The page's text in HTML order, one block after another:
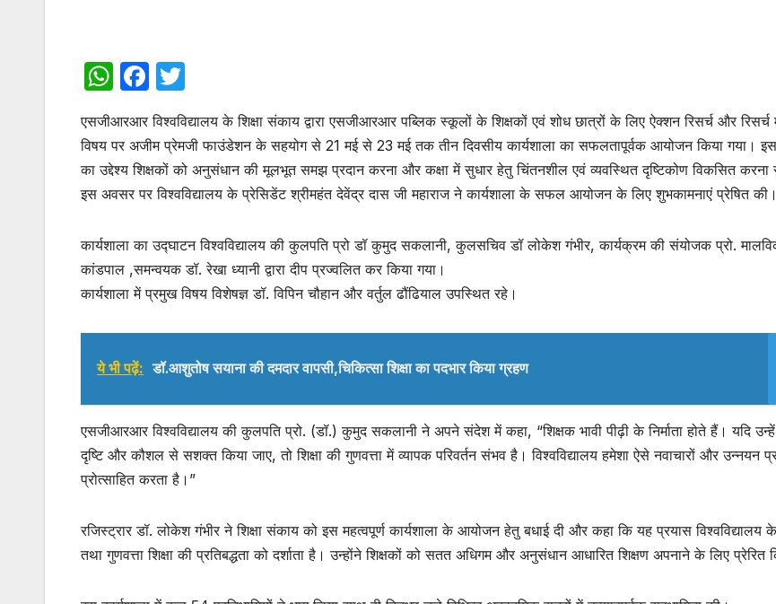
W
at
s
A
p
F
a
c
e
b
o
k
itt
er
एसजीआरआर विश्वविद्यालय के शिक्षा संकाय द्वारा एसजीआरआर पब्लिक स्कूलों के शिक्षकों एवं शोध छात्रों के लिए ऐक्शन रिसर्च और रिसर्च
विषय पर अजीम प्रेमजी फाउंडेशन के सहयोग से 21 मई से 23 मई तक तीन दिवसीय कार्यशाला का सफलतापूर्वक आयोजन किया गया। इस
का उद्देश्य शिक्षकों को अनुसंधान की मूलभूत समझ प्रदान करना और कक्षा में सुधार हेतु चिंतनशील एवं व्यवस्थित दृष्टिकोण विकसित करना
इस अवसर पर विश्वविद्यालय के प्रेसिडेंट श्रीमहंत देवेंद्र दास जी महाराज ने कार्यशाला के सफल आयोजन के लिए शुभकामनाएं प्रेषित की।
कार्यशाला का उद्घाटन विश्वविद्यालय की कुलपति प्रो डॉ कुमुद सकलानी, कुलसचिव डॉ लोकेश गंभीर, कार्यक्रम की संयोजक प्रो.
कांडपाल ,समन्वयक डॉ. रेखा ध्यानी द्वारा दीप प्रज्वलित कर किया गया।
कार्यशाला में प्रमुख विषय विशेषज्ञ डॉ. विपिन चौहान और वर्तुल ढौंढियाल उपस्थित रहे।
ये भी पढ़ें: डॉ.आशुतोष सयाना की दमदार वापसी,चिकित्सा शिक्षा का पदभार किया ग्रहण
एसजीआरआर विश्वविद्यालय की कुलपति प्रो. (डॉ.) कुमुद सकलानी ने अपने संदेश में कहा, “शिक्षक भावी पीढ़ी के निर्माता होते हैं। यदि
दृष्टि और कौशल से सशक्त किया जाए, तो शिक्षा की गुणवत्ता में व्यापक परिवर्तन संभव है। विश्वविद्यालय हमेशा ऐसे नवाचारों और उन्नयन
प्रोत्साहित करता है।”
रजिस्ट्रार डॉ. लोकेश गंभीर ने शिक्षा संकाय को इस महत्वपूर्ण कार्यशाला के आयोजन हेतु बधाई दी और कहा कि यह प्रयास विश्वविद्यालय
तथा गुणवत्ता शिक्षा की प्रतिबद्धता को दर्शाता है। उन्होंने शिक्षकों को सतत अधिगम और अनुसंधान आधारित शिक्षण अपनाने के लिए प्रेरित